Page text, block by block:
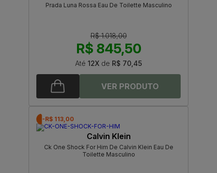
Prada Luna Rossa Eau De Toilette Masculino
R$ 1.018,00
R$ 845,50
Até 12X de R$ 70,45
-R$ 113,00
Calvin Klein
Ck One Shock For Him De Calvin Klein Eau De
Toilette Masculino